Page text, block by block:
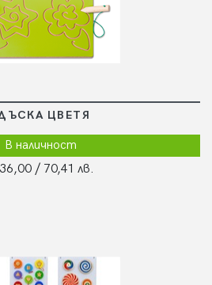
ЦВЕТЯ
В наличност
/ 70,41 лв.